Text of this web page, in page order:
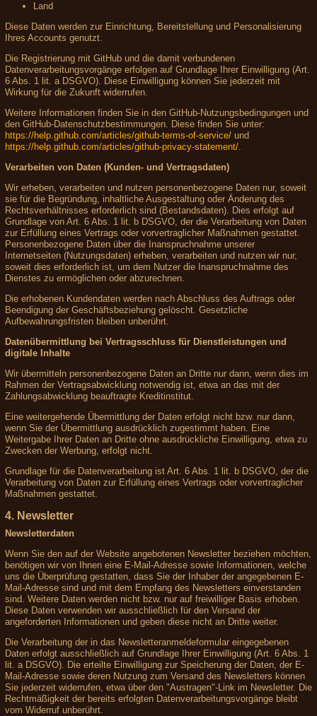
Land
Diese Daten werden zur Einrichtung, Bereitstellung und Personalisierung
Ihres Accounts genutzt.
Die Registrierung mit GitHub und die damit verbundenen
Datenverarbeitungsvorgänge erfolgen auf Grundlage Ihrer Einwilligung (Art.
6 Abs. 1 lit. a DSGVO). Diese Einwilligung können Sie jederzeit mit
Wirkung für die Zukunft widerrufen.
Weitere Informationen finden Sie in den GitHub-Nutzungsbedingungen und
den GitHub-Datenschutzbestimmungen. Diese finden Sie unter:
https://help.github.com/articles/github-terms-of-service/ und
https://help.github.com/articles/github-privacy-statement/.
Verarbeiten von Daten (Kunden- und Vertragsdaten)
Wir erheben, verarbeiten und nutzen personenbezogene Daten nur, soweit
sie für die Begründung, inhaltliche Ausgestaltung oder Änderung des
Rechtsverhältnisses erforderlich sind (Bestandsdaten). Dies erfolgt auf
Grundlage von Art. 6 Abs. 1 lit. b DSGVO, der die Verarbeitung von Daten
zur Erfüllung eines Vertrags oder vorvertraglicher Maßnahmen gestattet.
Personenbezogene Daten über die Inanspruchnahme unserer
Internetseiten (Nutzungsdaten) erheben, verarbeiten und nutzen wir nur,
soweit dies erforderlich ist, um dem Nutzer die Inanspruchnahme des
Dienstes zu ermöglichen oder abzurechnen.
Die erhobenen Kundendaten werden nach Abschluss des Auftrags oder
Beendigung der Geschäftsbeziehung gelöscht. Gesetzliche
Aufbewahrungsfristen bleiben unberührt.
Datenübermittlung bei Vertragsschluss für Dienstleistungen und
digitale Inhalte
Wir übermitteln personenbezogene Daten an Dritte nur dann, wenn dies im
Rahmen der Vertragsabwicklung notwendig ist, etwa an das mit der
Zahlungsabwicklung beauftragte Kreditinstitut.
Eine weitergehende Übermittlung der Daten erfolgt nicht bzw. nur dann,
wenn Sie der Übermittlung ausdrücklich zugestimmt haben. Eine
Weitergabe Ihrer Daten an Dritte ohne ausdrückliche Einwilligung, etwa zu
Zwecken der Werbung, erfolgt nicht.
Grundlage für die Datenverarbeitung ist Art. 6 Abs. 1 lit. b DSGVO, der die
Verarbeitung von Daten zur Erfüllung eines Vertrags oder vorvertraglicher
Maßnahmen gestattet.
4. Newsletter
Newsletterdaten
Wenn Sie den auf der Website angebotenen Newsletter beziehen möchten,
benötigen wir von Ihnen eine E-Mail-Adresse sowie Informationen, welche
uns die Überprüfung gestatten, dass Sie der Inhaber der angegebenen E-
Mail-Adresse sind und mit dem Empfang des Newsletters einverstanden
sind. Weitere Daten werden nicht bzw. nur auf freiwilliger Basis erhoben.
Diese Daten verwenden wir ausschließlich für den Versand der
angeforderten Informationen und geben diese nicht an Dritte weiter.
Die Verarbeitung der in das Newsletteranmeldeformular eingegebenen
Daten erfolgt ausschließlich auf Grundlage Ihrer Einwilligung (Art. 6 Abs. 1
lit. a DSGVO). Die erteilte Einwilligung zur Speicherung der Daten, der E-
Mail-Adresse sowie deren Nutzung zum Versand des Newsletters können
Sie jederzeit widerrufen, etwa über den "Austragen"-Link im Newsletter. Die
Rechtmäßigkeit der bereits erfolgten Datenverarbeitungsvorgänge bleibt
vom Widerruf unberührt.